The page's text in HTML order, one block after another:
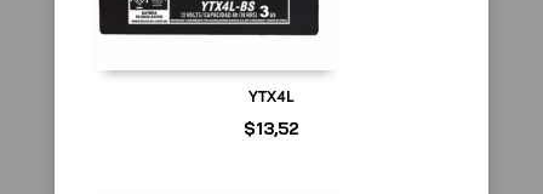
YTX4L
$13,52